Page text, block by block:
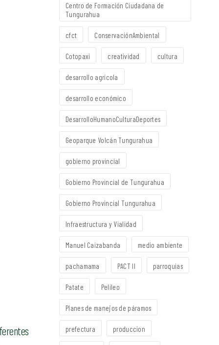
Centro de Formación Ciudadana de
Tungurahua
cfct ConservaciónAmbiental
Cotopaxi creatividad cultura
desarrollo agrícola
desarrollo económico
DesarrolloHumanoCulturaDeportes
Geoparque Volcán Tungurahua
gobierno provincial
Gobierno Provincial de Tungurahua
Gobierno Provincial Tungurahua
Infraestructura y Vialidad
Manuel Caizabanda medio ambiente
pachamama PACT II parroquias
Patate Pelileo
Planes de manejos de páramos
prefectura produccion